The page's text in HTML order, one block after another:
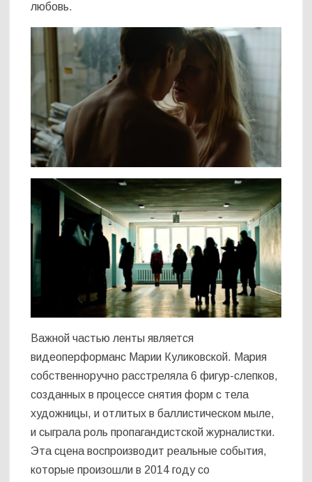
любовь.
Важной частью ленты является
видеоперформанс Марии Куликовской. Мария
собственноручно расстреляла 6 фигур-слепков,
созданных в процессе снятия форм с тела
художницы, и отлитых в баллистическом мыле,
и сыграла роль пропагандистской журналистки.
Эта сцена воспроизводит реальные события,
которые произошли в 2014 году со